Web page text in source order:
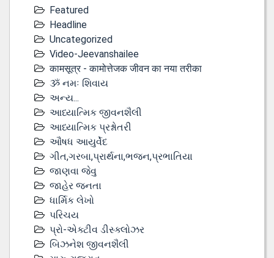
Featured
Headline
Uncategorized
Video-Jeevanshailee
कामसूत्र - कामोत्तेजक जीवन का नया तरीका
ૐ નમઃ શિવાય
અન્ય...
આધ્યાત્મિક જીવનશૈલી
આધ્યાત્મિક પ્રશ્નોતરી
ઔષધ આયુર્વેદ
ગીત,ગરબા,પ્રાર્થના,ભજન,પ્રભાતિયા
જાણવા જેવુ
જાહેર જનતા
ધાર્મિક લેખો
પરિચય
પ્રો-એક્ટીવ ડીસ્‍ક્લોઝર
બિઝનેશ જીવનશૈલી